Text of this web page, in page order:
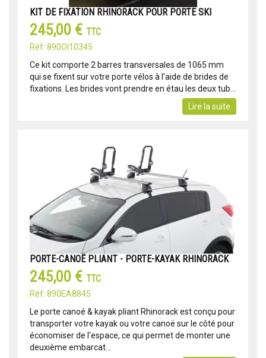
KIT DE FIXATION RHINORACK POUR PORTE SKI
245,00 € TTC
Réf: 890OI10345
Ce kit comporte 2 barres transversales de 1065 mm
qui se fixent sur votre porte vélos à l'aide de brides de
fixations. Les brides vont prendre en étau les deux tub...
Lire la suite
PORTE-CANOË PLIANT - PORTE-KAYAK RHINORACK
245,00 € TTC
Réf: 890EA8845
Le porte canoé & kayak pliant Rhinorack est conçu pour
transporter votre kayak ou votre canoë sur le côté pour
économiser de l'espace, ce qui permet de monter une
deuxième embarcat...